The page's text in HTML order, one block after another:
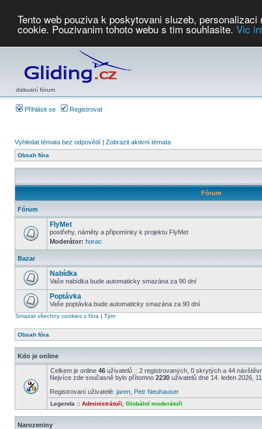
Tento web pouziva k poskytovani sluzeb,
cookie. Pouzivanim tohoto webu s tim souhlasite. Vic
diskusní fórum
Přihlásit se Registrovat
Vyhledat témata bez odpovědí | Zobrazit aktivní témata
Obsah fóra
Fórum
Fórum
FlyMet
postřehy, náměty a připomínky k projektu FlyMet
Moderátor: horac
Bazar
Nabídka
Vaše nabídka bude automaticky smazána za 90 dní
Poptávka
Vaše poptávka bude automaticky smazána za 90 dní
Smazat všechny cookies z fóra | Tým
Obsah fóra
Kdo je online
Celkem je online 46 uživatelů :: 2 registrovaných, 0 skrytých a 44
Nejvíce zde současně bylo přítomno 2230 uživatelů dne 14. leden 2026,
Registrovaní uživatelé: jaren Petr Neuhauser
Legenda :: Administrátoři Globální moderátoři
Narozeniny